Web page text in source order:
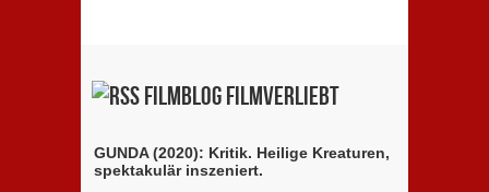
Filmblog filmverliebt
GUNDA (2020): Kritik. Heilige Kreaturen,
spektakulär inszeniert.